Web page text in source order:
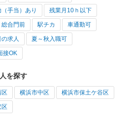
手当）あり 残業月10ｈ以下
総合門前 駅チカ 車通勤可
求人 夏～秋入職可
接OK
を探す
区 横浜市中区 横浜市保土ケ谷区
区